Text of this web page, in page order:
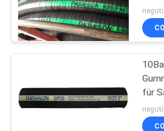
TRETEN
MIT
UNS
für